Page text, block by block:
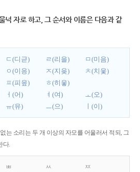
넉 자로 하고, 그 순서와 이름은 다음과 같
ㄷ(디귿) ㄹ(리을)
ㅁ(미음)
ㅇ(이응) ㅈ(지읒)
ㅊ(치읓)
ㅍ(피읖)
ㅎ(히읗)
ㅓ(어) ㅕ(여)
ㅗ(오)
ㅠ(유) ㅡ(으) ㅣ(이)
는 소리는 두 개 이상의 자모를 어울러서 적되, 그
다.
ㅃ
ㅆ
ㅉ